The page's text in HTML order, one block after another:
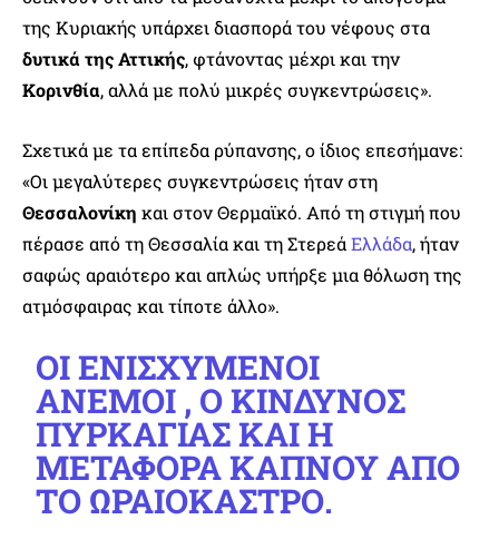
της Κυριακής υπάρχει διασπορά του νέφους στα
δυτικά της Αττικής, φτάνοντας μέχρι και την
Κορινθία, αλλά με πολύ μικρές συγκεντρώσεις».
Σχετικά με τα επίπεδα ρύπανσης, ο ίδιος επεσήμανε:
«Οι μεγαλύτερες συγκεντρώσεις ήταν στη
Θεσσαλονίκη και στον Θερμαϊκό. Από τη στιγμή που
πέρασε από τη Θεσσαλία και τη ΣτερεάΕλλάδα, ήταν
σαφώς αραιότερο και απλώς υπήρξε μια θόλωση της
ατμόσφαιρας και τίποτε άλλο».
ΟΙ ΕΝΙΣΧΥΜΕΝΟΙ
ΑΝΕΜΟΙ , Ο ΚΙΝΔΥΝΟΣ
ΠΥΡΚΑΓΙΑΣ ΚΑΙ Η
ΜΕΤΑΦΟΡΑ ΚΑΠΝΟΥ ΑΠΟ
ΤΟ ΩΡΑΙΟΚΑΣΤΡΟ.